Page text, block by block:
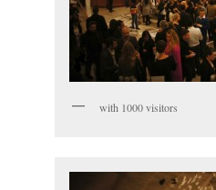
with 1000 visitors